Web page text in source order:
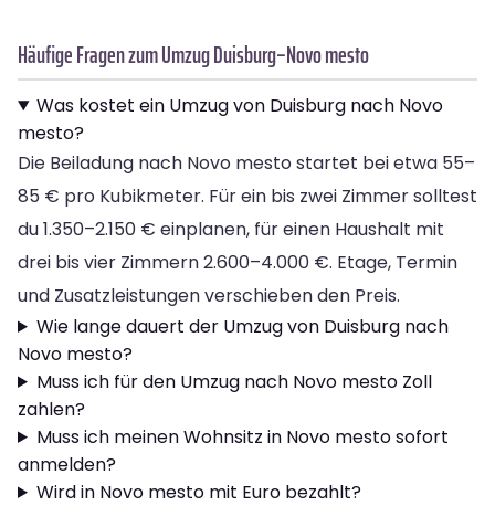
Häufige Fragen zum Umzug Duisburg–Novo mesto
Was kostet ein Umzug von Duisburg nach Novo
mesto?
Die Beiladung nach Novo mesto startet bei etwa 55–
85 € pro Kubikmeter. Für ein bis zwei Zimmer solltest
du 1.350–2.150 € einplanen, für einen Haushalt mit
drei bis vier Zimmern 2.600–4.000 €. Etage, Termin
und Zusatzleistungen verschieben den Preis.
Wie lange dauert der Umzug von Duisburg nach
Novo mesto?
Muss ich für den Umzug nach Novo mesto Zoll
zahlen?
Muss ich meinen Wohnsitz in Novo mesto sofort
anmelden?
Wird in Novo mesto mit Euro bezahlt?